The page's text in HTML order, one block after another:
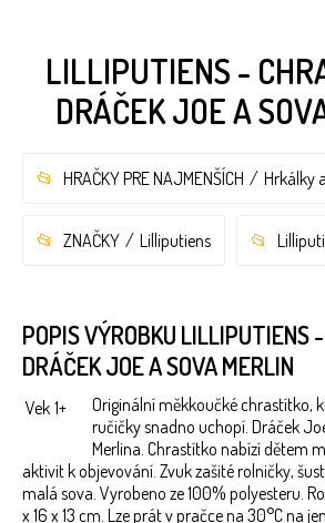
LILLIPUTIENS -
DRÁČEK JOE A
HRAČKY PRE NAJMENŠÍCH Hrkálky
ZNAČKY Lilliputiens
POPIS VÝROBKU LILLIPUTIENS
DRÁČEK JOE A SOVA MERLIN
Vek 1+
Originální měkkoučké chrastítko,
ručičky snadno uchopí. Dráček
Merlina. Chrastítko nabízí dětem
aktivit k objevování. Zvuk zašité rolničky,
malá sova. Vyrobeno ze 100% polyesteru.
x 16 x 13 cm. Lze prát v pračce na 30°C na